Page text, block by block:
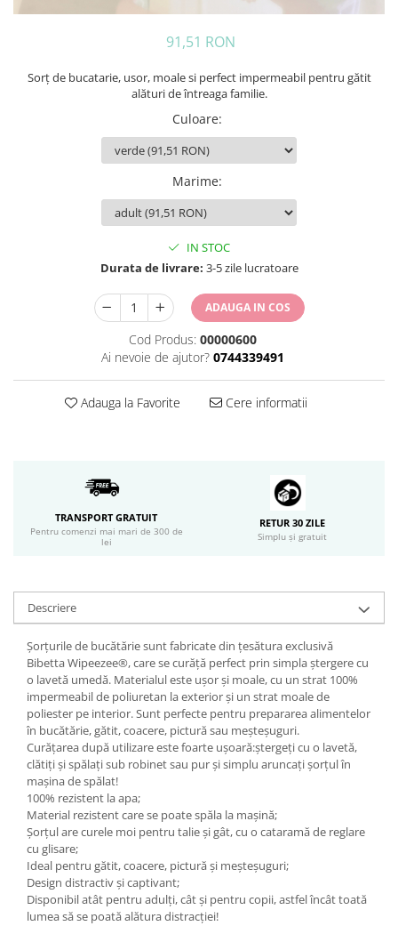
91,51 RON
Sorț de bucatarie, usor, moale si perfect impermeabil pentru gătit
alături de întreaga familie.
Culoare:
Marime:
IN STOC
Durata de livrare: 3-5 zile lucratoare
ADAUGA IN COS
Cod Produs: 00000600
Ai nevoie de ajutor? 0744339491
Adauga la Favorite Cere informatii
TRANSPORT GRATUIT
Pentru comenzi mai mari de 300 de
lei
RETUR 30 ZILE
Simplu și gratuit
Descriere
Șorțurile de bucătărie sunt fabricate din țesătura exclusivă
Bibetta Wipeezee®, care se curăță perfect prin simpla ștergere cu
o lavetă umedă. Materialul este ușor și moale, cu un strat 100%
impermeabil de poliuretan la exterior și un strat moale de
poliester pe interior. Sunt perfecte pentru prepararea alimentelor
în bucătărie, gătit, coacere, pictură sau meșteșuguri.
Curățarea după utilizare este foarte ușoară:ștergeți cu o lavetă,
clătiți și spălați sub robinet sau pur și simplu aruncați șorțul în
mașina de spălat!
100% rezistent la apa;
Material rezistent care se poate spăla la mașină;
Șorțul are curele moi pentru talie și gât, cu o cataramă de reglare
cu glisare;
Ideal pentru gătit, coacere, pictură și meșteșuguri;
Design distractiv și captivant;
Disponibil atât pentru adulți, cât și pentru copii, astfel încât toată
lumea să se poată alătura distracției!